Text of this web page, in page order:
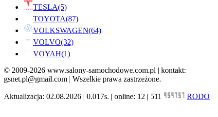
TESLA(5)
TOYOTA(87)
VOLKSWAGEN(64)
VOLVO(32)
VOYAH(1)
© 2009-2026 www.salony-samochodowe.com.pl | kontakt:
gsnet.pl@gmail.com | Wszelkie prawa zastrzeżone.
Aktualizacja: 02.08.2026 | 0.017s. | online: 12 | 511 RODO